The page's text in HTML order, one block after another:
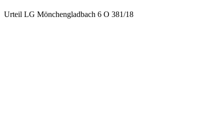
Urteil LG Mönchengladbach 6 O 381/18